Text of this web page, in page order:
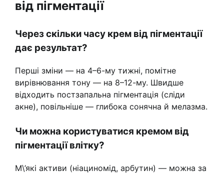
від пігментації
Через скільки часу крем від пігментації
дає результат?
Перші зміни — на 4–6-му тижні, помітне
вирівнювання тону — на 8–12-му. Швидше
відходить постзапальна пігментація (сліди
акне), повільніше — глибока сонячна й мелазма.
Чи можна користуватися кремом від
пігментації влітку?
М\’які активи (ніациномід, арбутин) — можна за